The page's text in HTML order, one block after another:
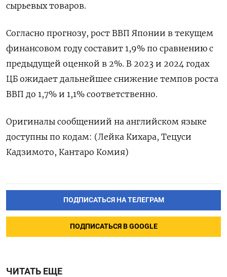
сырьевых товаров.
Согласно прогнозу, рост ВВП Японии в текущем
финансовом году составит 1,9% по сравнению с
предыдущей оценкой в 2%. В 2023 и 2024 годах
ЦБ ожидает дальнейшее снижение темпов роста
ВВП до 1,7% и 1,1% соответственно.
Оригиналы сообщениий на английском языке
доступны по кодам: (Лейка Кихара, Тецуси
Кадзимото, Кантаро Комия)
ПОДПИСАТЬСЯ НА ТЕЛЕГРАМ
ПОДПИСАТЬСЯ В GOOGLE
ЧИТАТЬ ЕЩЕ